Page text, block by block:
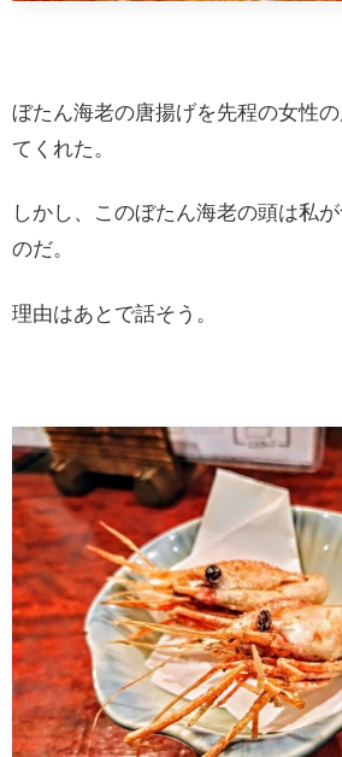
ぼたん海老の唐揚げを先程の女性
てくれた。
しかし、このぼたん海老の頭は私
のだ。
理由はあとで話そう。